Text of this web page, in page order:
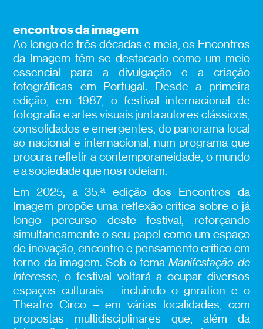
encontros da imagem
Ao longo de três décadas e meia, os Encontros
da Imagem têm-se destacado como um meio
essencial para a divulgação e a criação
fotográficas em Portugal. Desde a primeira
edição, em 1987, o festival internacional de
fotografia e artes visuais junta autores clássicos,
consolidados e emergentes, do panorama local
ao nacional e internacional, num programa que
procura refletir a contemporaneidade, o mundo
e a sociedade que nos rodeiam.
Em 2025, a 35.ª edição dos Encontros da
Imagem propõe uma reflexão crítica sobre o já
longo percurso deste festival, reforçando
simultaneamente o seu papel como um espaço
de inovação, encontro e pensamento crítico em
torno da imagem. Sob o temaManifestação de
Interesse, o festival voltará a ocupar diversos
espaços culturais – incluindo o gnration e o
Theatro Circo – em várias localidades, com
propostas multidisciplinares que, além da